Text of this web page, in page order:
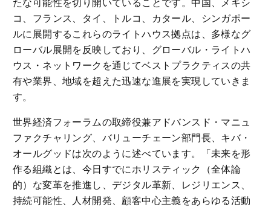
たな可能性を切り開いていることです。中国、メキシ
コ、フランス、タイ、トルコ、カタール、シンガポー
ルに展開するこれらのライトハウス拠点は、多様なグ
ローバル展開を反映しており、グローバル・ライトハ
ウス・ネットワークを通じてベストプラクティスの共
有や業界、地域を超えた迅速な進展を実現していきま
す。
世界経済フォーラムの取締役兼アドバンスド・マニュ
ファクチャリング、バリューチェーン部門長、キバ・
オールグッドは次のように述べています。「未来を形
作る組織とは、今日すでにホリスティック（全体論
的）な変革を推進し、デジタル革新、レジリエンス、
持続可能性、人材開発、顧客中心主義をあらゆる活動